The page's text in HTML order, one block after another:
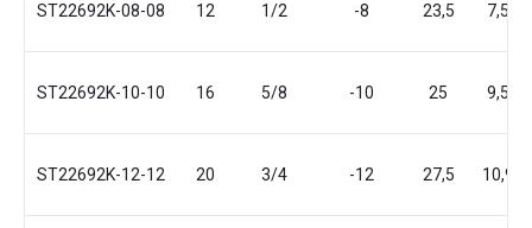
ST22692K-08-08 12 1/2 -8 23,5 7,5
ST22692K-10-10 16 5/8 -10 25 9,5
ST22692K-12-12 20 3/4 -12 27,5 10,9